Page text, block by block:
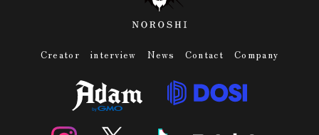
Creator interview News Contact Company